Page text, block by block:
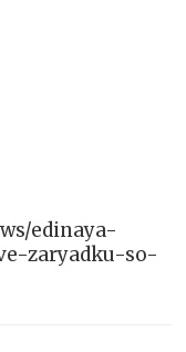
edinaya-
zaryadku-so-